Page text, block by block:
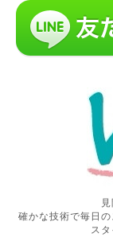
確かな技術で毎日
ス